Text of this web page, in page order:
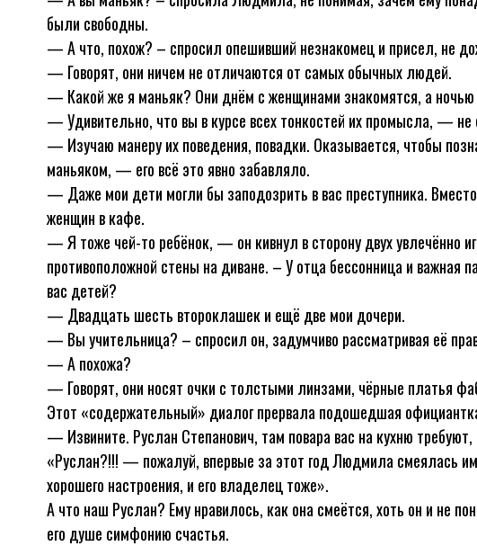
были свободны.
— А что, похож? – спросил опешивший незнакомец и присел, не
— Говорят, они ничем не отличаются от самых обычных людей.
— Какой же я маньяк? Они днём с женщинами знакомятся, а
— Удивительно, что вы в курсе всех тонкостей их промысла, —
— Изучаю манеру их поведения, повадки. Оказывается, чтобы
маньяком, — его всё это явно забавляло.
— Даже мои дети могли бы заподозрить в вас преступника.
женщин в кафе.
— Я тоже чей-то ребёнок, — он кивнул в сторону двух увлечённо
противоположной стены на диване. – У отца бессонница и важная
вас детей?
— Двадцать шесть второклашек и ещё две мои дочери.
— Вы учительница? – спросил он, задумчиво рассматривая её
— А похожа?
— Говорят, они носят очки с толстыми линзами, чёрные платья
Этот «содержательный» диалог прервала подошедшая
— Извините. Руслан Степанович, там повара вас на кухню
«Руслан?!!! — пожалуй, впервые за этот год Людмила смеялась
хорошего настроения, и его владелец тоже».
А что наш Руслан? Ему нравилось, как она смеётся, хоть он и не
его душе симфонию счастья.